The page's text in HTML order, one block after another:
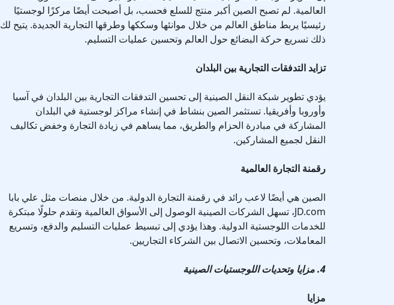
العالمية. لم تصبح الصين أكبر منتج للسلع فحسب، بل أصبحت أيضًا مركزًا لوجستيًا
رئيسيًا يربط مناطق العالم من خلال موانئها وسككها وطرقها التجارية الجديدة. يتيح لك
ذلك تسريع حركة البضائع حول العالم وتحسين عمليات التسليم.
تزايد التدفقات التجارية بين البلدان
يؤدي تطوير شبكة النقل الصينية إلى تحسين التدفقات التجارية بين البلدان في آسيا
وأوروبا وأفريقيا. تستثمر الصين بنشاط في إنشاء مراكز لوجستية في البلدان
المشاركة في مبادرة الحزام والطريق، مما يساهم في زيادة التجارة وخفض تكاليف
النقل لجميع المشاركين.
رقمنة التجارة العالمية
الصين هي أيضًا لاعب رائد في رقمنة التجارة الدولية. من خلال منصات مثل علي بابا
JD.com، تسهل الشركات الصينية الوصول إلى الأسواق العالمية وتقدم حلولًا مبتكرة
للخدمات اللوجستية الدولية. وهذا يؤدي إلى تبسيط عمليات التسليم والدفع، وتسريع
المعاملات، وتحسين الاتصال بين الشركاء التجاريين.
4. مزايا وتحديات اللوجستيات الصينية
مزايا